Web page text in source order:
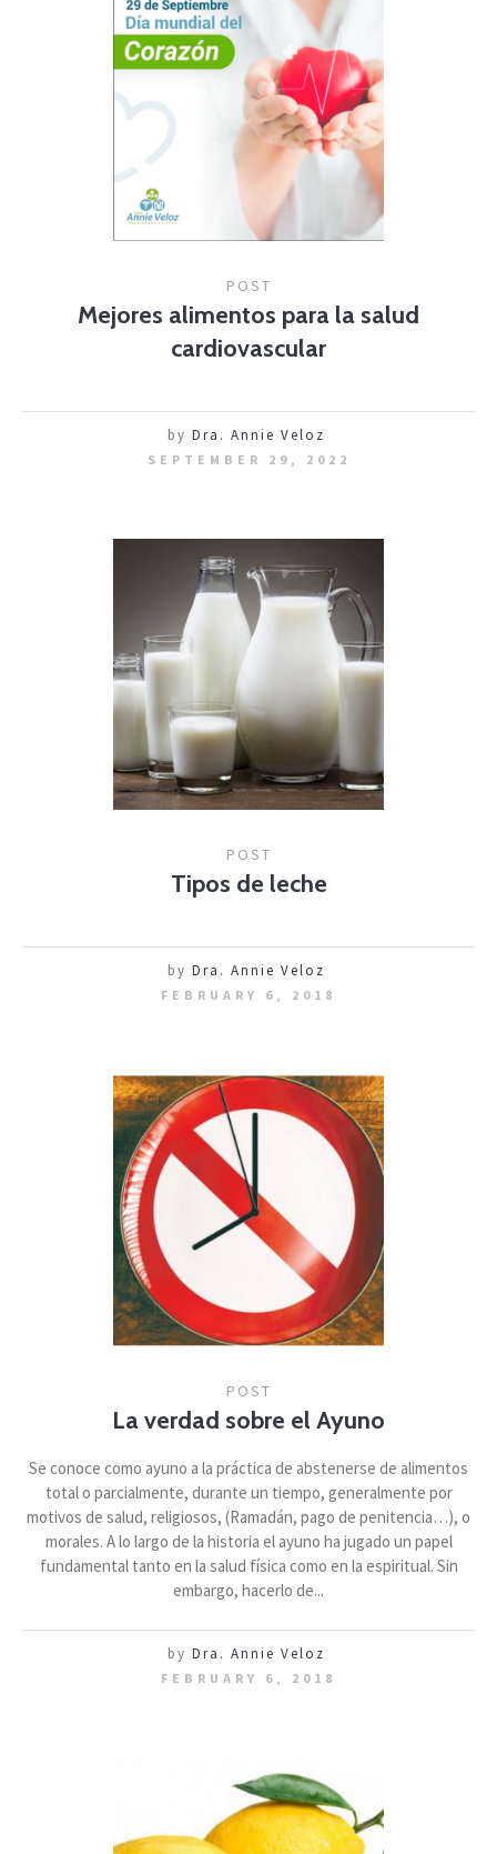
POST
Mejores alimentos para la salud
cardiovascular
by Dra. Annie Veloz
SEPTEMBER 29, 2022
POST
Tipos de leche
by Dra. Annie Veloz
FEBRUARY 6, 2018
POST
La verdad sobre el Ayuno
Se conoce como ayuno a la práctica de abstenerse de alimentos
total o parcialmente, durante un tiempo, generalmente por
motivos de salud, religiosos, (Ramadán, pago de penitencia…), o
morales. A lo largo de la historia el ayuno ha jugado un papel
fundamental tanto en la salud física como en la espiritual. Sin
embargo, hacerlo de...
by Dra. Annie Veloz
FEBRUARY 6, 2018